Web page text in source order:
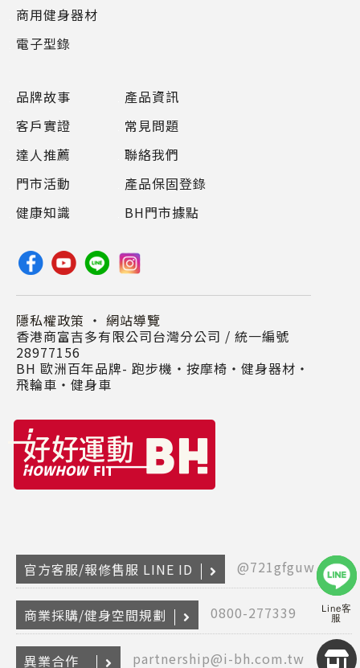
2026
Line客
服
品牌故事
客戶實證
達人推薦
門市活動
健康知識
產品資訊
常見問題
聯絡我們
產品保固登錄
BH門市據點
商用健身器材
電子型錄
隱私權政策 ・ 網站導覽
香港商富吉多有限公司台灣分公司 / 統一編號
28977156
BH 歐洲百年品牌- 跑步機‧按摩椅‧健身器材‧
飛輪車‧健身車
官方客服/報修售服 LINE ID @721gfguw
商業採購/健身空間規劃 0800-277339
異業合作 partnership@i-bh.com.tw